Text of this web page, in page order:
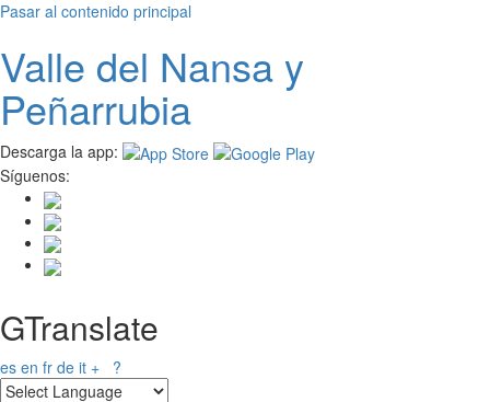
Pasar al contenido principal
Valle del Nansay
Peñarrubia
Descarga la app:
Síguenos:
GTranslate
es en fr de it + ?